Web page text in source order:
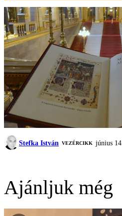
Stefka István VEZÉRCIKK június 14.
Ajánljuk még